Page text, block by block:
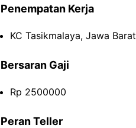
Penempatan Kerja
KC Tasikmalaya, Jawa Barat
Bersaran Gaji
Rp 2500000
Peran Teller